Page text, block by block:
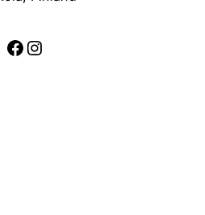
Facebook
Instagram